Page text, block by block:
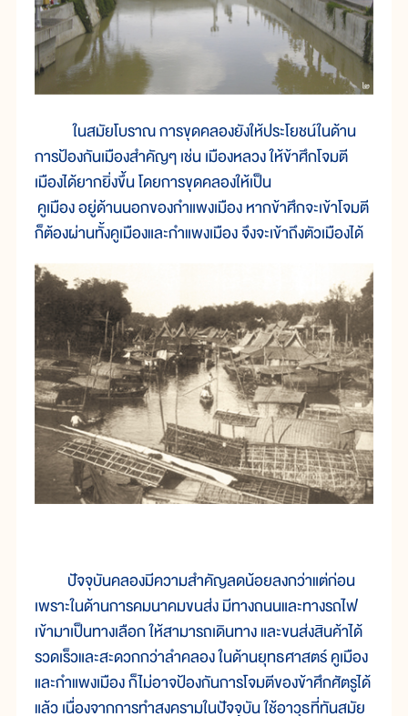
ในสมัยโบราณ การขุดคลองยังให้ประโยชน์ในด้าน
การป้องกันเมืองสำคัญๆ เช่น เมืองหลวง ให้ข้าศึกโจมตี
เมืองได้ยากยิ่งขึ้น โดยการขุดคลองให้เป็น
คูเมือง อยู่ด้านนอกของกำแพงเมือง หากข้าศึกจะเข้าโจมตี
ก็ต้องผ่านทั้งคูเมืองและกำแพงเมือง จึงจะเข้าถึงตัวเมืองได้
ปัจจุบันคลองมีความสำคัญลดน้อยลงกว่าแต่ก่อน
เพราะในด้านการคมนาคมขนส่ง มีทางถนนและทางรถไฟ
เข้ามาเป็นทางเลือก ให้สามารถเดินทาง และขนส่งสินค้าได้
รวดเร็วและสะดวกกว่าลำคลอง ในด้านยุทธศาสตร์ คูเมือง
และกำแพงเมือง ก็ไม่อาจป้องกันการโจมตีของข้าศึกศัตรูได้
แล้ว เนื่องจากการทำสงครามในปัจจุบัน ใช้อาวุธที่ทันสมัย